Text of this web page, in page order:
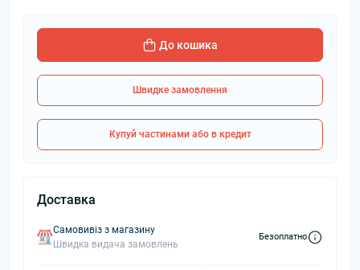
До кошика
Швидке замовлення
Купуй частинами або в кредит
Доставка
Самовивіз з магазину
Швидка видача замовлень
Безоплатно